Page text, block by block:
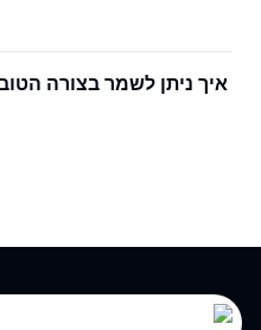
איך ניתן לשמר בצורה